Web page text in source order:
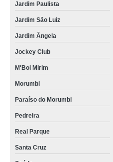
Jardim Paulista
Jardim São Luiz
Jardim Ângela
Jockey Club
M'Boi Mirim
Morumbi
Paraíso do Morumbi
Pedreira
Real Parque
Santa Cruz